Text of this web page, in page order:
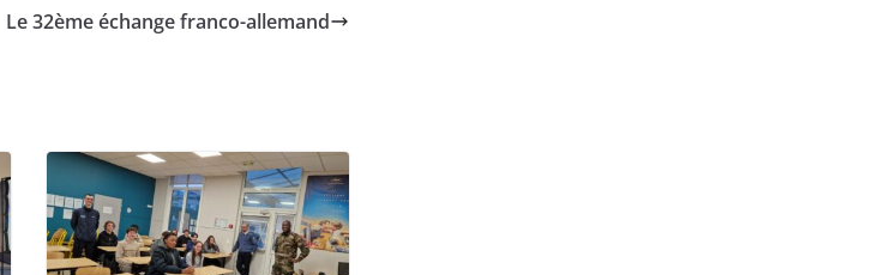
Le 32ème échange franco-allemand